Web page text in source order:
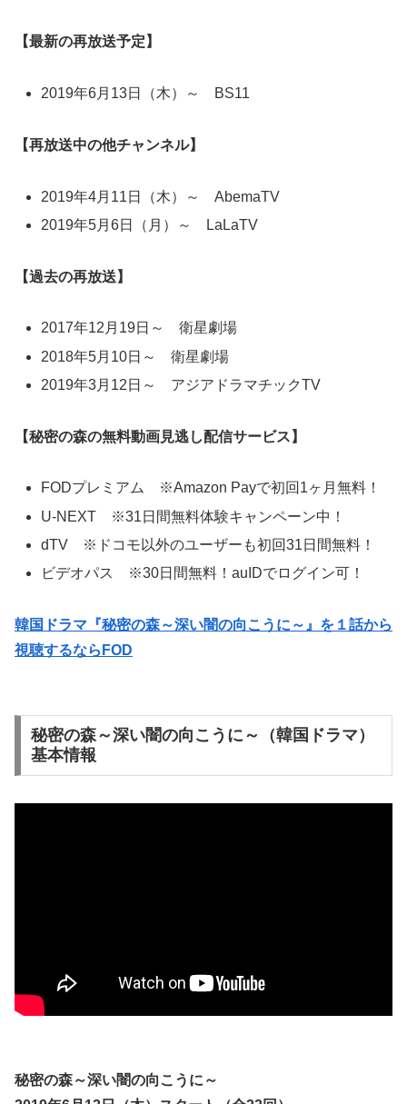
【最新の再放送予定】
2019年6月13日（木）～ BS11
【再放送中の他チャンネル】
2019年4月11日（木）～ AbemaTV
2019年5月6日（月）～ LaLaTV
【過去の再放送】
2017年12月19日～ 衛星劇場
2018年5月10日～ 衛星劇場
2019年3月12日～ アジアドラマチックTV
【秘密の森の無料動画見逃し配信サービス】
FODプレミアム ※Amazon Payで初回1ヶ月無料！
U-NEXT ※31日間無料体験キャンペーン中！
dTV ※ドコモ以外のユーザーも初回31日間無料！
ビデオパス ※30日間無料！auIDでログイン可！
韓国ドラマ『秘密の森～深い闇の向こうに～』を１話から
視聴するならFOD
秘密の森～深い闇の向こうに～（韓国ドラマ）
基本情報
秘密の森～深い闇の向こうに～